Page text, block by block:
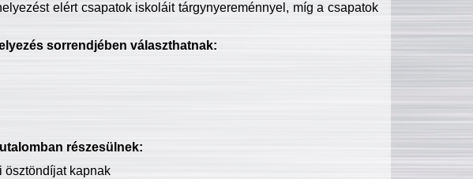
elért csapatok iskoláit tárgynyereménnyel, míg a csapatok
sorrendjében választhatnak:
részesülnek:
ösztöndíjat kapnak